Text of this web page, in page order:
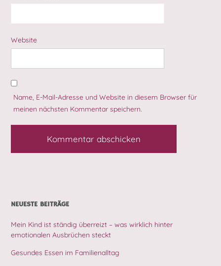
Website
Name, E-Mail-Adresse und Website in diesem Browser für
meinen nächsten Kommentar speichern.
NEUESTE BEITRÄGE
Mein Kind ist ständig überreizt – was wirklich hinter
emotionalen Ausbrüchen steckt
Gesundes Essen im Familienalltag